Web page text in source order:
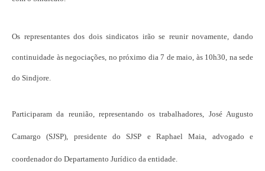
Os representantes dos dois sindicatos irão se reunir novamente, dando
continuidade às negociações, no próximo dia 7 de maio, às 10h30, na sede
do Sindjore.
Participaram da reunião, representando os trabalhadores, José Augusto
Camargo (SJSP), presidente do SJSP e Raphael Maia, advogado e
coordenador do Departamento Jurídico da entidade.